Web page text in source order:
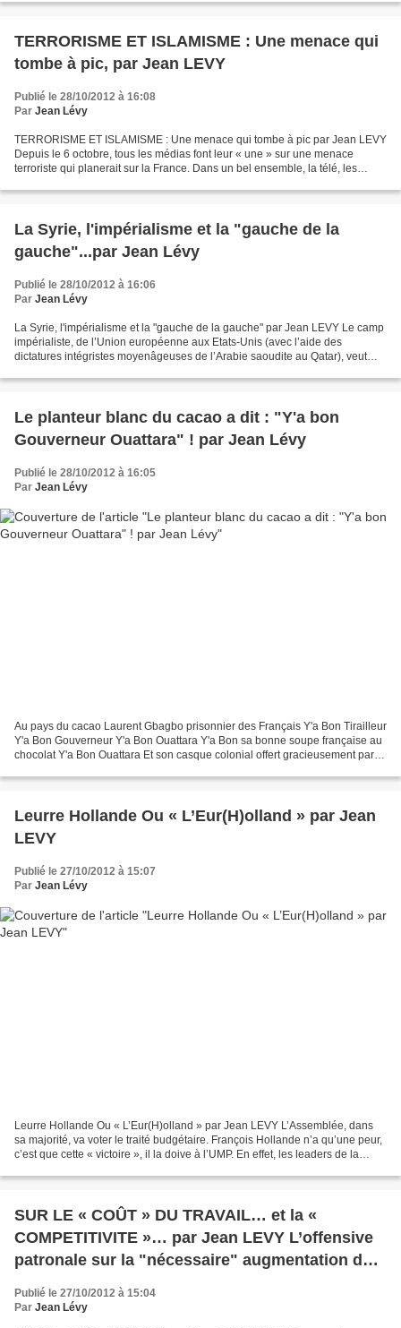
TERRORISME ET ISLAMISME : Une menace qui
tombe à pic, par Jean LEVY
Publié le 28/10/2012 à 16:08
Par Jean Lévy
TERRORISME ET ISLAMISME : Une menace qui tombe à pic par Jean LEVY
Depuis le 6 octobre, tous les médias font leur « une » sur une menace
terroriste qui planerait sur la France. Dans un bel ensemble, la télé, les
La Syrie, l'impérialisme et la "gauche de la
gauche"...par Jean Lévy
Publié le 28/10/2012 à 16:06
Par Jean Lévy
La Syrie, l'impérialisme et la "gauche de la gauche" par Jean LEVY Le camp
impérialiste, de l’Union européenne aux Etats-Unis (avec l’aide des
dictatures intégristes moyenâgeuses de l’Arabie saoudite au Qatar), veut
Le planteur blanc du cacao a dit : "Y'a bon
Gouverneur Ouattara" ! par Jean Lévy
Publié le 28/10/2012 à 16:05
Par Jean Lévy
Au pays du cacao Laurent Gbagbo prisonnier des Français Y'a Bon Tirailleur
Y'a Bon Gouverneur Y'a Bon Ouattara Y'a Bon sa bonne soupe française au
chocolat Y'a Bon Ouattara Et son casque colonial offert gracieusement par
Leurre Hollande Ou « L’Eur(H)olland » par Jean
LEVY
Publié le 27/10/2012 à 15:07
Par Jean Lévy
Leurre Hollande Ou « L’Eur(H)olland » par Jean LEVY L’Assemblée, dans
sa majorité, va voter le traité budgétaire. François Hollande n’a qu’une peur,
c’est que cette « victoire », il la doive à l’UMP. En effet, les leaders de la
SUR LE « COÛT » DU TRAVAIL… et la «
COMPETITIVITE »… par Jean LEVY L’offensive
patronale sur la "nécessaire" augmentation de
Publié le 27/10/2012 à 15:04
Par Jean Lévy